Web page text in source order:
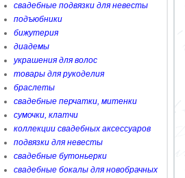
свадебные подвязки для невесты
подъюбники
бижутерия
диадемы
украшения для волос
товары для рукоделия
браслеты
свадебные перчатки, митенки
сумочки, клатчи
коллекции свадебных аксессуаров
подвязки для невесты
свадебные бутоньерки
свадебные бокалы для новобрачных